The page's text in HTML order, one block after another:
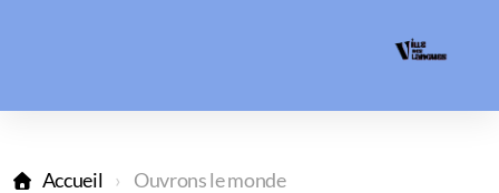
Accueil Ouvrons le monde